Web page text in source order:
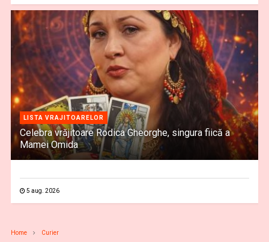
LISTA VRAJITOARELOR
Celebra vrăjitoare Rodica Gheorghe, singura fiică a
Mamei Omida
5 aug. 2026
Home Curier